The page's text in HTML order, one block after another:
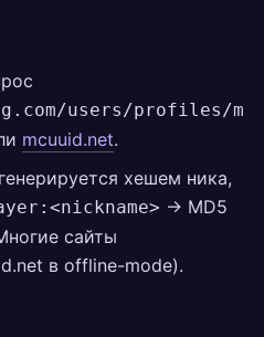
users/profiles/m
mcuuid.net.
хешем ника,
-> MD5
сайты
в offline-mode).